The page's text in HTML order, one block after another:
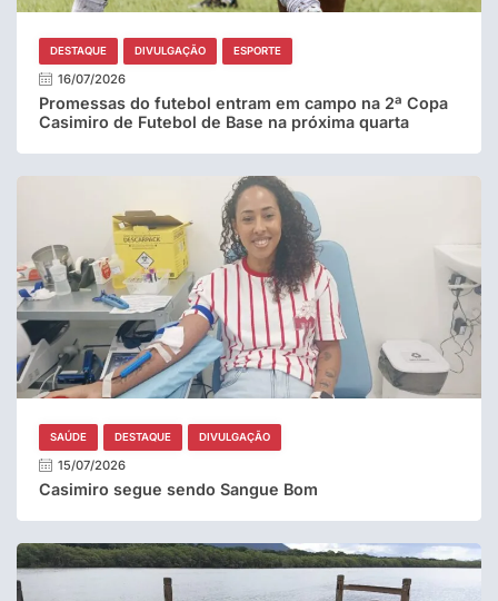
DESTAQUE DIVULGAÇÃO ESPORTE
16/07/2026
Promessas do futebol entram em campo na 2ª Copa
Casimiro de Futebol de Base na próxima quarta
SAÚDE DESTAQUE DIVULGAÇÃO
15/07/2026
Casimiro segue sendo Sangue Bom